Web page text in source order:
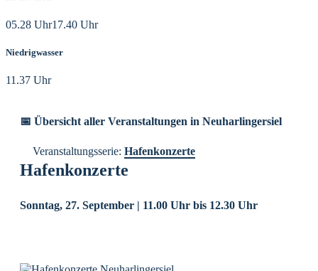
05.28 Uhr17.40 Uhr
Niedrigwasser
11.37 Uhr
📅 Übersicht aller Veranstaltungen in Neuharlingersiel
Veranstaltungsserie: Hafenkonzerte
Hafenkonzerte
Sonntag, 27. September | 11.00 Uhr bis 12.30 Uhr